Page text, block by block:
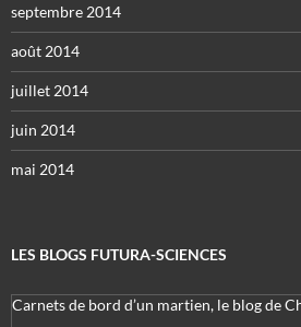
septembre 2014
août 2014
juillet 2014
juin 2014
mai 2014
LES BLOGS FUTURA-SCIENCES
Carnets de bord d’un martien, le blog de